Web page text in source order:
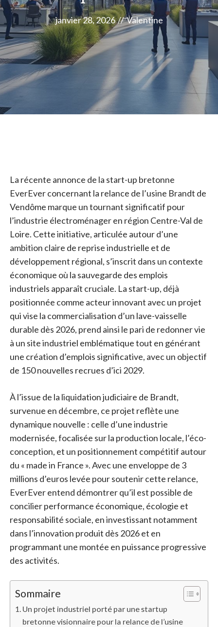
janvier 28, 2026 // Valentine
La récente annonce de la start-up bretonne
EverEver concernant la relance de l’usine Brandt de
Vendôme marque un tournant significatif pour
l’industrie électroménager en région Centre-Val de
Loire. Cette initiative, articulée autour d’une
ambition claire de reprise industrielle et de
développement régional, s’inscrit dans un contexte
économique où la sauvegarde des emplois
industriels apparaît cruciale. La start-up, déjà
positionnée comme acteur innovant avec un projet
qui vise la commercialisation d’un lave-vaisselle
durable dès 2026, prend ainsi le pari de redonner vie
à un site industriel emblématique tout en générant
une création d’emplois significative, avec un objectif
de 150 nouvelles recrues d’ici 2029.
À l’issue de la liquidation judiciaire de Brandt,
survenue en décembre, ce projet reflète une
dynamique nouvelle : celle d’une industrie
modernisée, focalisée sur la production locale, l’éco-
conception, et un positionnement compétitif autour
du « made in France ». Avec une enveloppe de 3
millions d’euros levée pour soutenir cette relance,
EverEver entend démontrer qu’il est possible de
concilier performance économique, écologie et
responsabilité sociale, en investissant notamment
dans l’innovation produit dès 2026 et en
programmant une montée en puissance progressive
des activités.
Sommaire
Un projet industriel porté par une startup
bretonne visionnaire pour la relance de l’usine